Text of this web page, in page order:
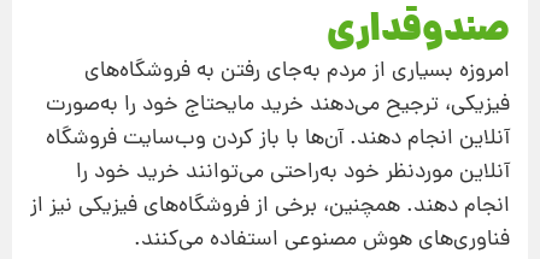
صندوقداری
امروزه بسیاری از مردم به‌جای رفتن به فروشگاه‌های
فیزیکی، ترجیح می‌دهند خرید مایحتاج خود را به‌صورت
آنلاین انجام دهند. آن‌ها با باز کردن وب‌سایت فروشگاه
آنلاین موردنظر خود به‌راحتی می‌توانند خرید خود را
انجام دهند. همچنین، برخی از فروشگاه‌های فیزیکی نیز از
فناوری‌های هوش مصنوعی استفاده می‌کنند.